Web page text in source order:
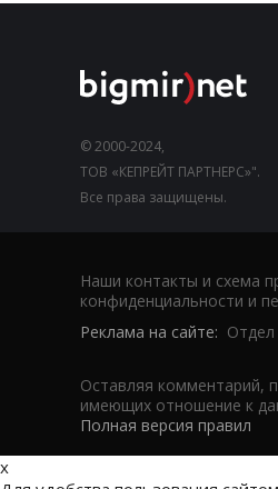
© 2000-2024,
ТОВ «КЕПРЕЙТ ПАРТНЕРС»".
Все права защищены.
Наши контакты и схема
конфиденциальности и
Реклама на сайте:
Оставляя комментарий,
имеющих отношение к
Полная версия правил
x